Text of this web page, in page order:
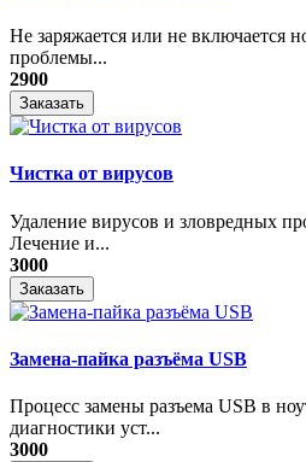
Не заряжается или не включается
проблемы...
2900
Заказать
Чистка от вирусов
Удаление вирусов и зловредных
Лечение и...
3000
Заказать
Замена-пайка разъёма USB
Процесс замены разъема USB в
диагностики уст...
3000